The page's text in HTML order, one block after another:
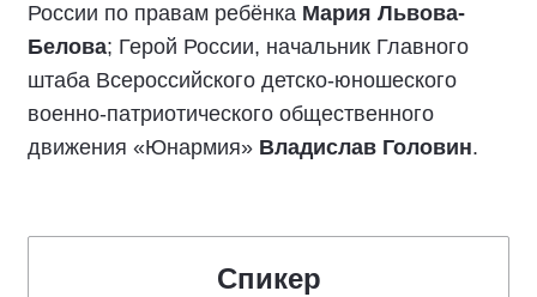
России по правам ребёнка Мария Львова-
Белова; Герой России, начальник Главного
штаба Всероссийского детско-юношеского
военно-патриотического общественного
движения «Юнармия» Владислав Головин.
Спикер